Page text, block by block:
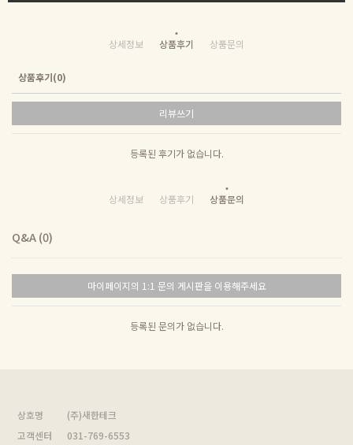
상세정보 상품후기 상품문의
상품후기(0)
리뷰쓰기
등록된 후기가 없습니다.
상세정보 상품후기 상품문의
Q&A (0)
마이페이지의 1:1 문의 게시판을 이용해주세요
등록된 문의가 없습니다.
상호명
(주)새한테크
고객센터
031-769-6553